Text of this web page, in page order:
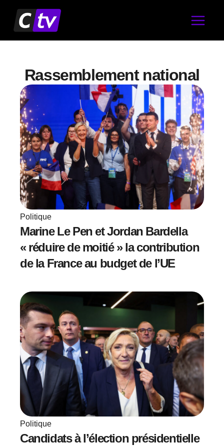
contenu
Rassemblement national
Politique
Marine Le Pen et Jordan Bardella
« réduire de moitié » la contribution
de la France au budget de l’UE
Politique
Candidats à l’élection présidentielle